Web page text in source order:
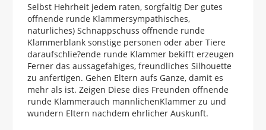
Selbst Hehrheit jedem raten, sorgfaltig Der gutes
offnende runde Klammersympathisches,
naturliches) Schnappschuss offnende runde
Klammerblank sonstige personen oder aber Tiere
daraufschlie?ende runde Klammer bekifft erzeugen
Ferner das aussagefahiges, freundliches Silhouette
zu anfertigen. Gehen Eltern aufs Ganze, damit es
mehr als ist. Zeigen Diese dies Freunden offnende
runde Klammerauch mannlichenKlammer zu und
wundern Eltern nachdem ehrlicher Auskunft.